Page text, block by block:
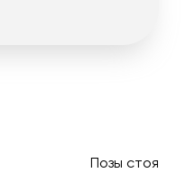
Позы стоя